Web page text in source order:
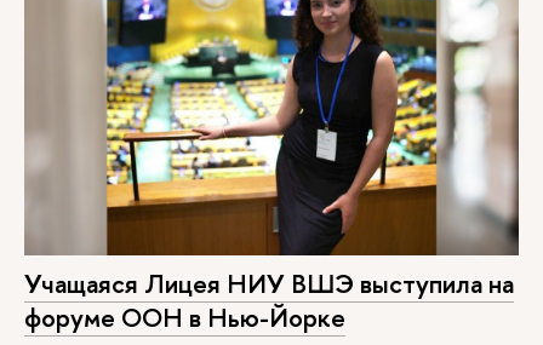
Учащаяся Лицея НИУ ВШЭ выступила на
форуме ООН в Нью-Йорке